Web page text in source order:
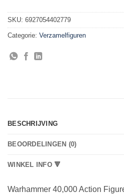
SKU: 6927054402779
Categorie: Verzamelfiguren
BESCHRIJVING
BEOORDELINGEN (0)
WINKEL INFO 🔻
Warhammer 40,000 Action